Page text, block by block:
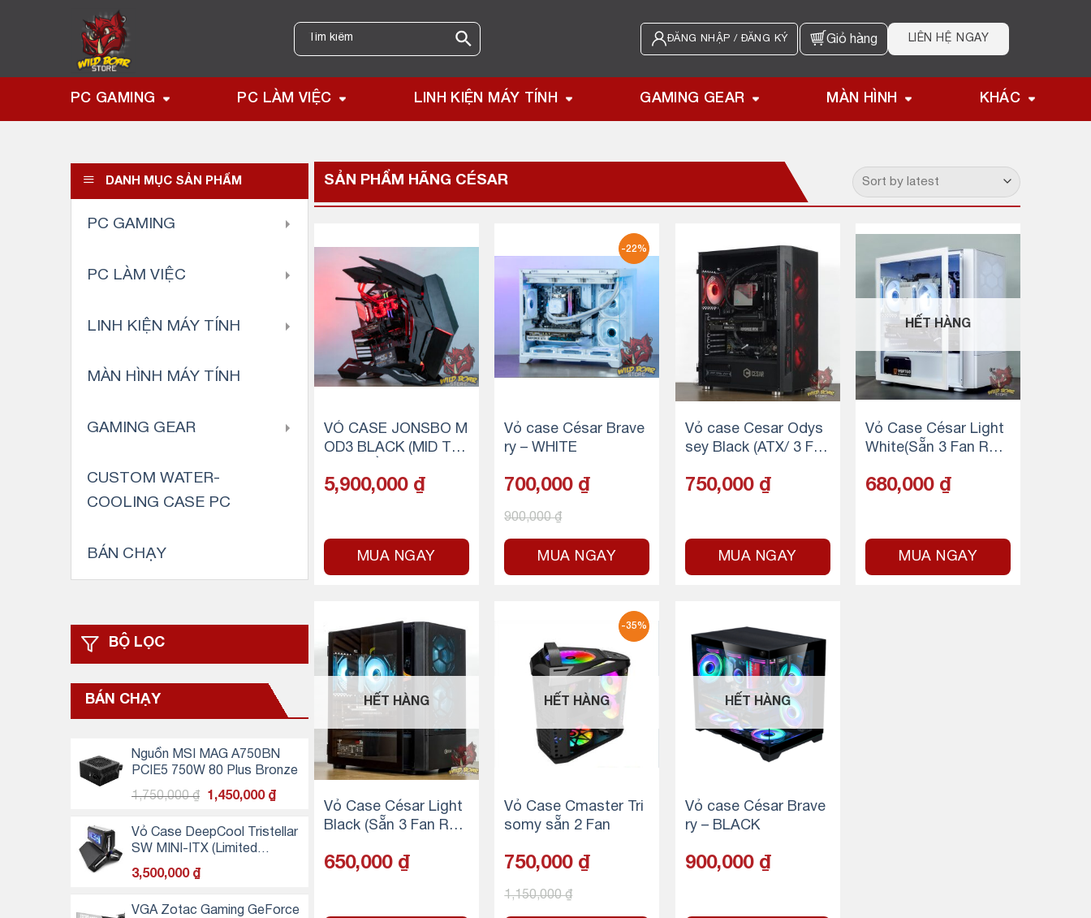
Tìm
kiếm:
ĐĂNG NHẬP / ĐĂNG KÝ Giỏ hàng LIÊN HỆ NGAY
PC GAMING PC LÀM VIỆC LINH KIỆN MÁY TÍNH GAMING GEAR MÀN HÌNH KHÁC
DANH MỤC SẢN PHẨM
PC GAMING
PC LÀM VIỆC
LINH KIỆN MÁY TÍNH
MÀN HÌNH MÁY TÍNH
GAMING GEAR
CUSTOM WATER-
COOLING CASE PC
BÁN CHẠY
BỘ LỌC
BÁN CHẠY
Nguồn MSI MAG A750BN
PCIE5 750W 80 Plus Bronze
1,750,000₫
Giá
là:
1,750,000 ₫.
1,450,000 ₫
tại
1,450,000 ₫.
Vỏ Case DeepCool Tristellar
SW MINI-ITX (Limited
Edition)
3,500,000 ₫
VGA Zotac Gaming GeForce
SẢN PHẨM HÃNG CÉSAR
VỎ CASE JONSBO M
OD3 BLACK (MID TO
5,900,000 ₫
MUA NGAY
-22%
Vỏ case César Brave
ry – WHITE
700,000 ₫
900,000₫
MUA NGAY
Vỏ case Cesar Odys
sey Black (ATX/ 3 FA
750,000 ₫
MUA NGAY
HẾT HÀNG
Vỏ Case César Light
White(Sẵn 3 Fan RG
680,000 ₫
MUA NGAY
HẾT HÀNG
Vỏ Case César Light
Black (Sẵn 3 Fan RG
650,000 ₫
-35%
HẾT HÀNG
Vỏ Case Cmaster Tri
somy sẵn 2 Fan
750,000 ₫
1,150,000₫
HẾT HÀNG
Vỏ case César Brave
ry – BLACK
900,000 ₫